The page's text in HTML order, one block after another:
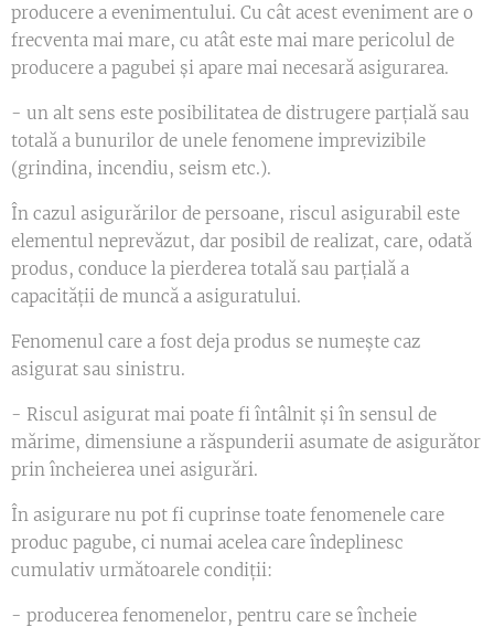
producere a evenimentului. Cu cât acest eveniment are o
frecventa mai mare, cu atât este mai mare pericolul de
producere a pagubei și apare mai necesară asigurarea.
- un alt sens este posibilitatea de distrugere parțială sau
totală a bunurilor de unele fenomene imprevizibile
(grindina, incendiu, seism etc.).
În cazul asigurărilor de persoane, riscul asigurabil este
elementul neprevăzut, dar posibil de realizat, care, odată
produs, conduce la pierderea totală sau parțială a
capacității de muncă a asiguratului.
Fenomenul care a fost deja produs se numește caz
asigurat sau sinistru.
- Riscul asigurat mai poate fi întâlnit și în sensul de
mărime, dimensiune a răspunderii asumate de asigurător
prin încheierea unei asigurări.
În asigurare nu pot fi cuprinse toate fenomenele care
produc pagube, ci numai acelea care îndeplinesc
cumulativ următoarele condiții:
- producerea fenomenelor, pentru care se încheie